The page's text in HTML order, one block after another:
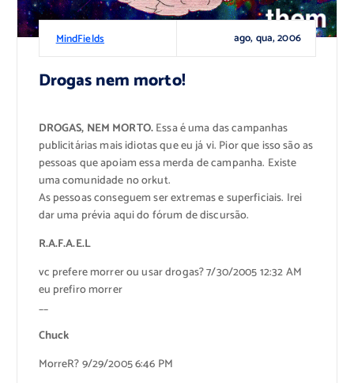
MindFields ago, qua, 2006
Drogas nem morto!
DROGAS, NEM MORTO.Essa é uma das campanhas
publicitárias mais idiotas que eu já vi. Pior que isso são as
pessoas que apoiam essa merda de campanha. Existe
uma comunidade no orkut.
As pessoas conseguem ser extremas e superficiais. Irei
dar uma prévia aqui do fórum de discursão.
R.A.F.A.E.L
vc prefere morrer ou usar drogas? 7/30/2005 12:32 AM
eu prefiro morrer
__
Chuck
MorreR? 9/29/2005 6:46 PM